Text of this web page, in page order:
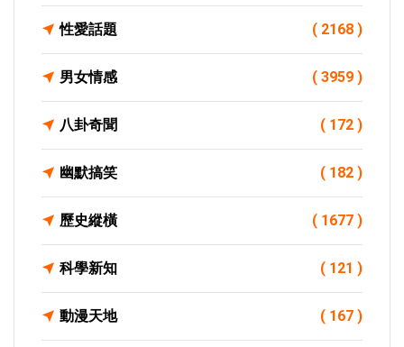
性愛話題 ( 2168 )
男女情感 ( 3959 )
八卦奇聞 ( 172 )
幽默搞笑 ( 182 )
歷史縱橫 ( 1677 )
科學新知 ( 121 )
動漫天地 ( 167 )